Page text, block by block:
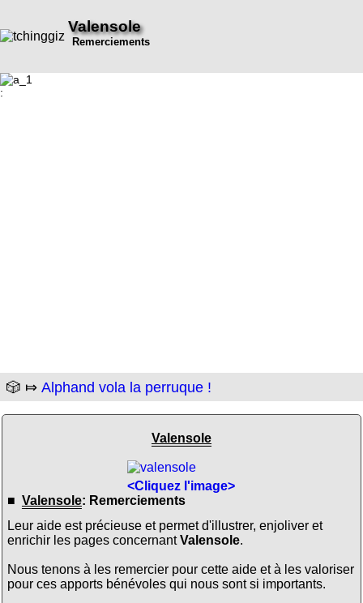
Valensole
Remerciements
:
🎲 ⤇ Alphand vola la perruque !
Valensole
<Cliquez l'image>
■ Valensole: Remerciements
Leur aide est précieuse et permet d'illustrer, enjoliver et
enrichir les pages concernantValensole.
Nous tenons à les remercier pour cette aide et à les valoriser
pour ces apports bénévoles qui nous sont si importants.